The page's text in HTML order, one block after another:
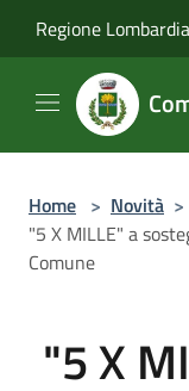
Regione Lombardia
Home > Novità >
"5 X MILLE" a
Comune
"5 X